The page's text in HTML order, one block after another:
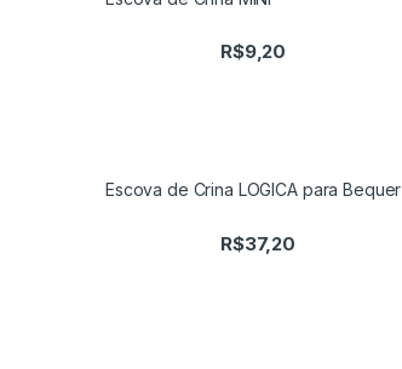
R$9,20
Escova de Crina LOGICA para Bequer
R$37,20